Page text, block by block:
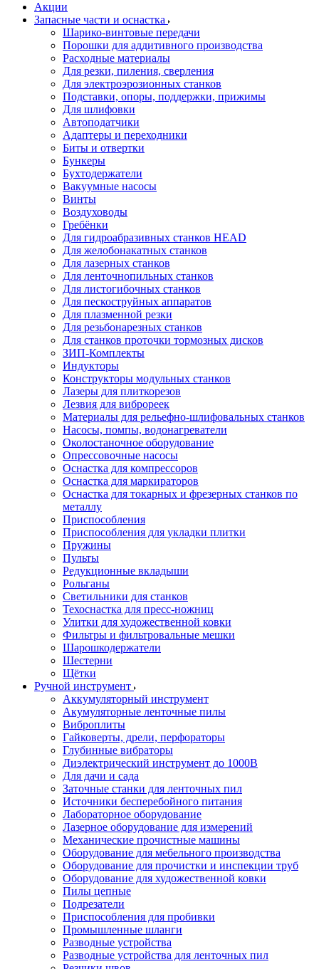
Акции
Запасные части и оснастка
Шарико-винтовые передачи
Порошки для аддитивного производства
Расходные материалы
Для резки, пиления, сверления
Для электроэрозионных станков
Подставки, опоры, поддержки, прижимы
Для шлифовки
Автоподатчики
Адаптеры и переходники
Биты и отвертки
Бункеры
Бухтодержатели
Вакуумные насосы
Винты
Воздуховоды
Гребёнки
Для гидроабразивных станков HEAD
Для желобонакатных станков
Для лазерных станков
Для ленточнопильных станков
Для листогибочных станков
Для пескоструйных аппаратов
Для плазменной резки
Для резьбонарезных станков
Для станков проточки тормозных дисков
ЗИП-Комплекты
Индукторы
Конструкторы модульных станков
Лазеры для плиткорезов
Лезвия для виброреек
Материалы для рельефно-шлифовальных станков
Насосы, помпы, водонагреватели
Околостаночное оборудование
Опрессовочные насосы
Оснастка для компрессоров
Оснастка для маркираторов
Оснастка для токарных и фрезерных станков по
металлу
Приспособления
Приспособления для укладки плитки
Пружины
Пульты
Редукционные вкладыши
Рольганы
Светильники для станков
Техоснастка для пресс-ножниц
Улитки для художественной ковки
Фильтры и фильтровальные мешки
Шарошкодержатели
Шестерни
Щётки
Ручной инструмент
Аккумуляторный инструмент
Акумуляторные ленточные пилы
Виброплиты
Гайковерты, дрели, перфораторы
Глубинные вибраторы
Диэлектрический инструмент до 1000В
Для дачи и сада
Заточные станки для ленточных пил
Источники бесперебойного питания
Лабораторное оборудование
Лазерное оборудование для измерений
Механические прочистные машины
Оборудование для мебельного производства
Оборудование для прочистки и инспекции труб
Оборудование для художественной ковки
Пилы цепные
Подрезатели
Приспособления для пробивки
Промышленные шланги
Разводные устройства
Разводные устройства для ленточных пил